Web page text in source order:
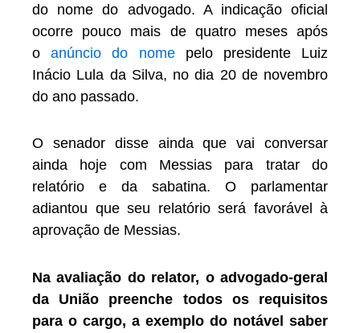
do nome do advogado. A indicação oficial
ocorre pouco mais de quatro meses após
oanúncio do nome pelo presidente Luiz
Inácio Lula da Silva, no dia 20 de novembro
do ano passado.
O senador disse ainda que vai conversar
ainda hoje com Messias para tratar do
relatório e da sabatina. O parlamentar
adiantou que seu relatório será favorável à
aprovação de Messias.
Na avaliação do relator, o advogado-geral
da União preenche todos os requisitos
para o cargo, a exemplo do notável saber